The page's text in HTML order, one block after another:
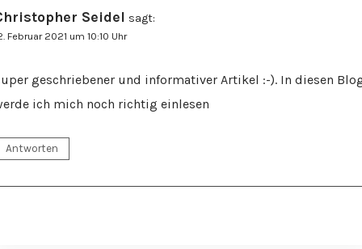
Seidel sagt:
Februar 2021 um 10:10 Uhr
geschriebener und informativer Artikel :-). In diesen
ich mich noch richtig einlesen
Antworten